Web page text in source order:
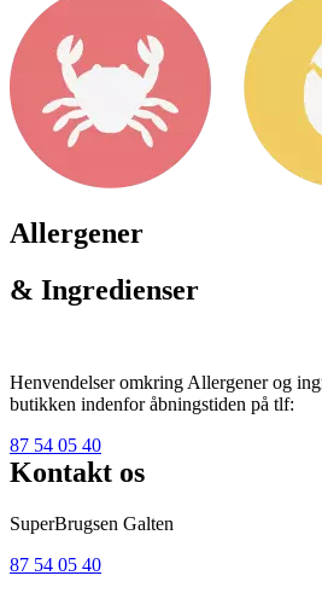
Allergener
& Ingredienser
Henvendelser omkring Allergener og
butikken indenfor åbningstiden på tlf:
87 54 05 40
Kontakt os
SuperBrugsen Galten
87 54 05 40